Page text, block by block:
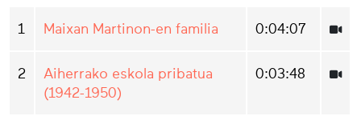
1 Maixan Martinon-en familia 0:04:07
2
Aiherrako eskola pribatua
(1942-1950)
0:03:48